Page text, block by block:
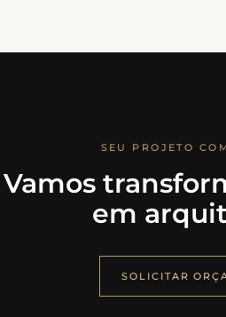
SEU PROJETO
Vamos
em
SOLICITAR